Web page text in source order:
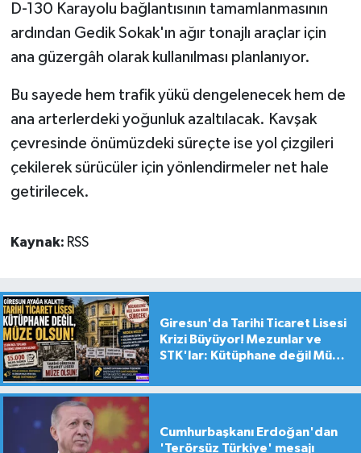
D-130 Karayolu bağlantısının tamamlanmasının
ardından Gedik Sokak'ın ağır tonajlı araçlar için
ana güzergâh olarak kullanılması planlanıyor.
Bu sayede hem trafik yükü dengelenecek hem de
ana arterlerdeki yoğunluk azaltılacak. Kavşak
çevresinde önümüzdeki süreçte ise yol çizgileri
çekilerek sürücüler için yönlendirmeler net hale
getirilecek.
Kaynak: RSS
Giresun'da Tarihi Ticaret Lisesi
Krizi Büyüyor! Mezunlar ve
STK'lar: Kütüphane değil Müze
Cumhurbaşkanı Erdoğan'dan
'Terörsüz Türkiye' mesajı